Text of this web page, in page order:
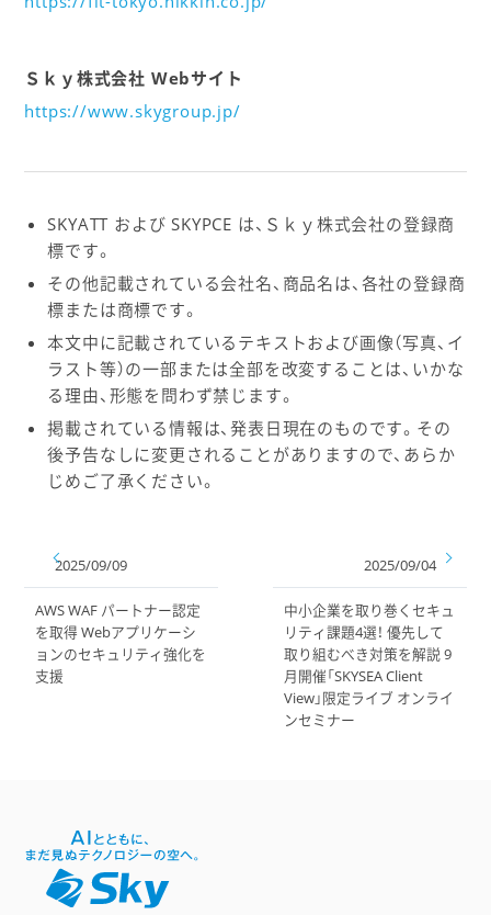
Ｓｋｙ株式会社 Webサイト
https://www.skygroup.jp/
SKYATT および SKYPCE は、Ｓｋｙ株式会社の登録商
標です。
その他記載されている会社名、商品名は、各社の登録商
標または商標です。
本文中に記載されているテキストおよび画像（写真、イ
ラスト等）の一部または全部を改変することは、いかな
る理由、形態を問わず禁じます。
掲載されている情報は、発表日現在のものです。その
後予告なしに変更されることがありますので、あらか
じめご了承ください。
2025/09/09
AWS WAF パートナー認定
を取得 Webアプリケーシ
ョンのセキュリティ強化を
支援
2025/09/04
中小企業を取り巻くセキュ
リティ課題4選！ 優先して
取り組むべき対策を解説 9
月開催「SKYSEA Client
View」限定ライブ オンライ
ンセミナー